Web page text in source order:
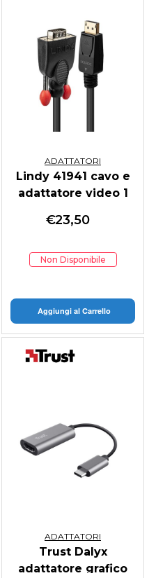
ADATTATORI
Lindy 41941 cavo e
adattatore video 1
(D-Sub) Nero
€23,50
Non Disponibile
Aggiungi al Carrello
ADATTATORI
Trust Dalyx
adattatore grafico